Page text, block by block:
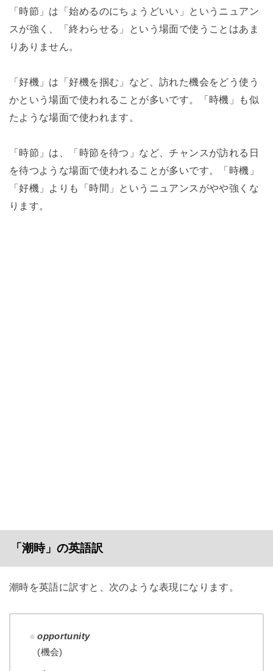
「時節」は「始めるのにちょうどいい」というニュアン
スが強く、「終わらせる」という場面で使うことはあま
りありません。
「好機」は「好機を掴む」など、訪れた機会をどう使う
かという場面で使われることが多いです。「時機」も似
たような場面で使われます。
「時節」は、「時節を待つ」など、チャンスが訪れる日
を待つような場面で使われることが多いです。「時機」
「好機」よりも「時間」というニュアンスがやや強くな
ります。
「潮時」の英語訳
潮時を英語に訳すと、次のような表現になります。
opportunity
(機会)